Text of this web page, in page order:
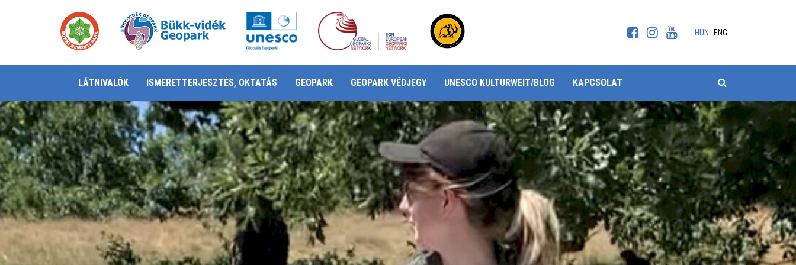
HUN ENG
LÁTNIVALÓK ISMERETTERJESZTÉS, OKTATÁS GEOPARK GEOPARK VÉDJEGY UNESCO KULTURWEIT/BLOG KAPCSOLAT